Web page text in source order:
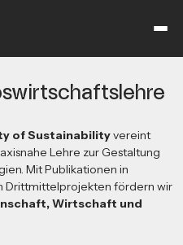
of Sustainabilityvereint
Lehre zur Gestaltung
Mit Publikationen in
Drittmittelprojekten fördern wir
Wirtschaft und